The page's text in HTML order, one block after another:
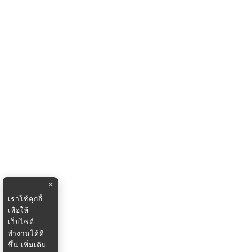
×
เราใช้คุกกี้
เพื่อให้
เว็บไซต์
ทำงานได้ดี
ขึ้น เพิ่มเติม